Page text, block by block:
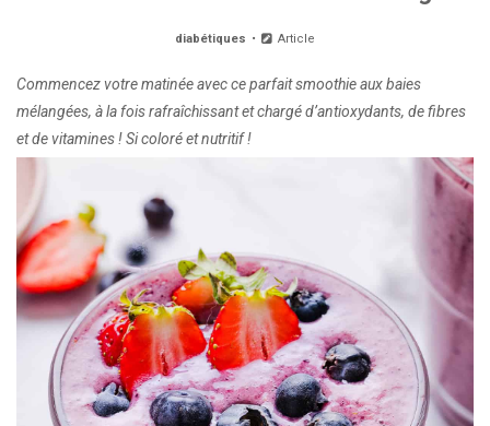
diabétiques Article
Commencez votre matinée avec ce parfait smoothie aux baies
mélangées, à la fois rafraîchissant et chargé d’antioxydants, de fibres
et de vitamines ! Si coloré et nutritif !